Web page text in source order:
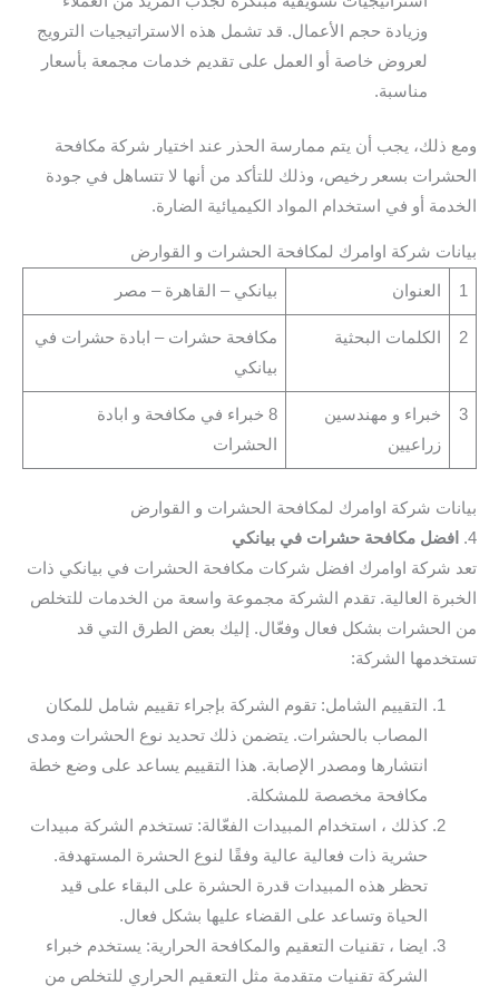
وزيادة حجم الأعمال. قد تشمل هذه الاستراتيجيات الترويج
لعروض خاصة أو العمل على تقديم خدمات مجمعة بأسعار
مناسبة.
ومع ذلك، يجب أن يتم ممارسة الحذر عند اختيار شركة مكافحة
الحشرات بسعر رخيص، وذلك للتأكد من أنها لا تتساهل في جودة
الخدمة أو في استخدام المواد الكيميائية الضارة.
بيانات شركة اوامرك لمكافحة الحشرات و القوارض
1 العنوان بيانكي – القاهرة – مصر
2 الكلمات البحثية
مكافحة حشرات – ابادة حشرات في
بيانكي
3
خبراء و مهندسين
زراعيين
8 خبراء في مكافحة و ابادة
الحشرات
بيانات شركة اوامرك لمكافحة الحشرات و القوارض
4.
افضل مكافحة حشرات في بيانكي
تعد شركة اوامرك افضل شركات مكافحة الحشرات في بيانكي ذات
الخبرة العالية. تقدم الشركة مجموعة واسعة من الخدمات للتخلص
من الحشرات بشكل فعال وفعّال. إليك بعض الطرق التي قد
تستخدمها الشركة:
التقييم الشامل: تقوم الشركة بإجراء تقييم شامل للمكان
المصاب بالحشرات. يتضمن ذلك تحديد نوع الحشرات ومدى
انتشارها ومصدر الإصابة. هذا التقييم يساعد على وضع خطة
مكافحة مخصصة للمشكلة.
كذلك ، استخدام المبيدات الفعّالة: تستخدم الشركة مبيدات
حشرية ذات فعالية عالية وفقًا لنوع الحشرة المستهدفة.
تحظر هذه المبيدات قدرة الحشرة على البقاء على قيد
الحياة وتساعد على القضاء عليها بشكل فعال.
ايضا ، تقنيات التعقيم والمكافحة الحرارية: يستخدم خبراء
الشركة تقنيات متقدمة مثل التعقيم الحراري للتخلص من